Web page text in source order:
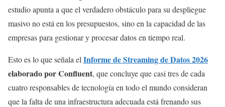
estudio apunta a que el verdadero obstáculo para su despliegue
masivo no está en los presupuestos, sino en la capacidad de las
empresas para gestionar y procesar datos en tiempo real.
Esto es lo que señala el Informe de Streaming de Datos 2026
elaborado por Confluent, que concluye que casi tres de cada
cuatro responsables de tecnología en todo el mundo consideran
que la falta de una infraestructura adecuada está frenando sus